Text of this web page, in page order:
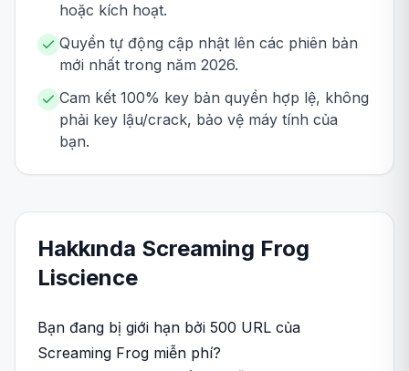
hoặc kích hoạt.
Quyền tự động cập nhật lên các phiên bản
mới nhất trong năm 2026.
Cam kết 100% key bản quyền hợp lệ, không
phải key lậu/crack, bảo vệ máy tính của
bạn.
Hakkında Screaming Frog
Liscience
Bạn đang bị giới hạn bởi 500 URL của
Screaming Frog miễn phí?